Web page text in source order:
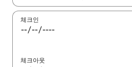
체크인
체크아웃